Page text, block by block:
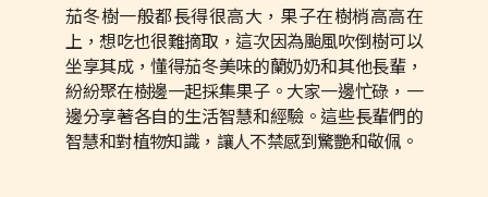
茄冬樹一般都長得很高大，果子在樹梢高高在
上，想吃也很難摘取，這次因為颱風吹倒樹可以
坐享其成，懂得茄冬美味的蘭奶奶和其他長輩，
紛紛聚在樹邊一起採集果子。大家一邊忙碌，一
邊分享著各自的生活智慧和經驗。這些長輩們的
智慧和對植物知識，讓人不禁感到驚艷和敬佩。